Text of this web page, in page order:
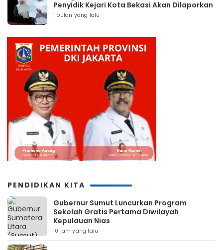
Penyidik Kejari Kota Bekasi Akan Dilaporkan
1 bulan yang lalu
PENDIDIKAN KITA
Gubernur Sumut Luncurkan Program
Sekolah Gratis Pertama Diwilayah
Kepulauan Nias
10 jam yang lalu